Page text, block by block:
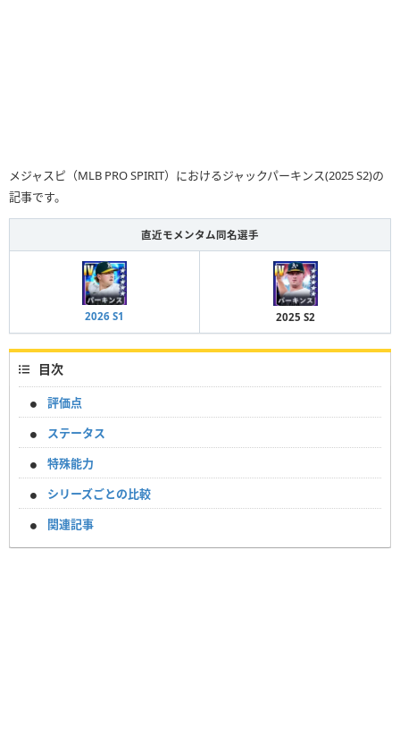
メジャスピ（MLB PRO SPIRIT）におけるジャックパーキンス(2025 S2)の
記事です。
直近モメンタム同名選手
2026 S1 2025 S2
目次
評価点
ステータス
特殊能力
シリーズごとの比較
関連記事